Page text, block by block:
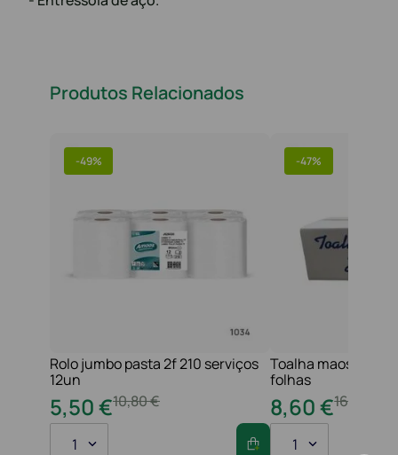
Produtos Relacionados
-49%
Rolo jumbo pasta 2f 210 serviços
12un
10,80€
5,50€
1
-47%
Toalha maos 2f
folhas
16
8,60€
1